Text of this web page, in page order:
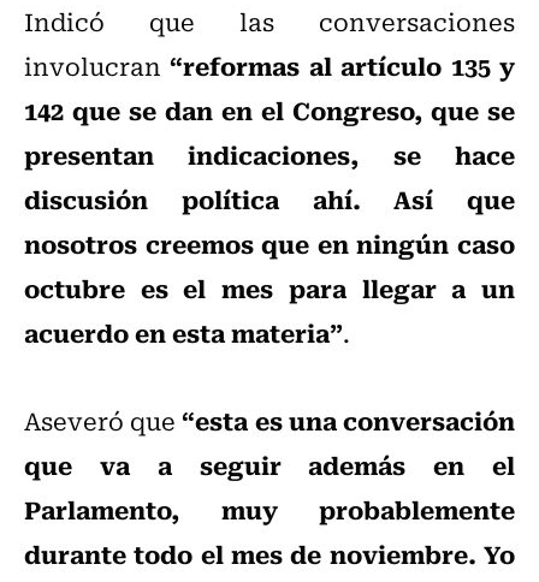
Indicó que las conversaciones
involucran“reformas al artículo 135 y
142 que se dan en el Congreso, que se
presentan indicaciones, se hace
discusión política ahí. Así que
nosotros creemos que en ningún caso
octubre es el mes para llegar a un
acuerdo en esta materia”.
Aseveró que“esta es una conversación
que va a seguir además en el
Parlamento, muy probablemente
durante todo el mes de noviembre. Yo